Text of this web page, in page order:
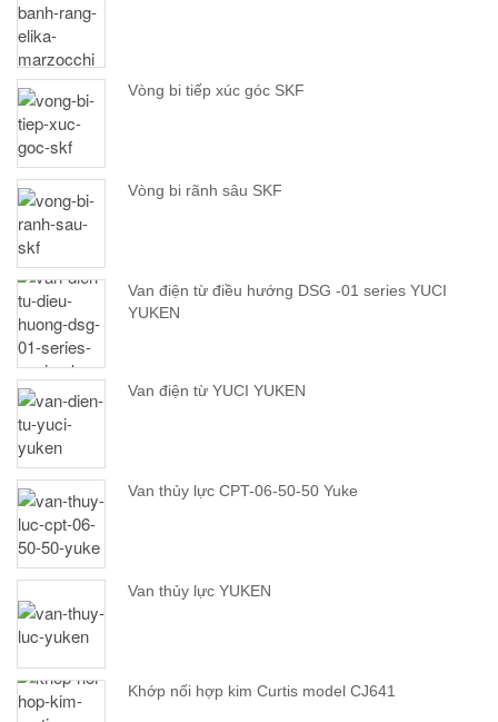
Vòng bi tiếp xúc góc SKF
Vòng bi rãnh sâu SKF
Van điện từ điều hướng DSG -01 series YUCI
YUKEN
Van điện từ YUCI YUKEN
Van thủy lực CPT-06-50-50 Yuke
Van thủy lực YUKEN
Khớp nối hợp kim Curtis model CJ641